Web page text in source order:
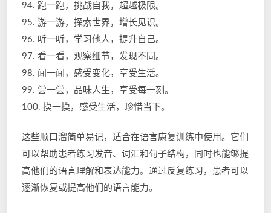
94. 跑一跑，挑战自我，超越极限。
95. 游一游，探索世界，增长见识。
96. 听一听，学习他人，提升自己。
97. 看一看，观察细节，发现不同。
98. 闻一闻，感受变化，享受生活。
99. 尝一尝，品味人生，享受每一刻。
100. 摸一摸，感受生活，珍惜当下。
这些顺口溜简单易记，适合在语言康复训练中使用。它们
可以帮助患者练习发音、词汇和句子结构，同时也能够提
高他们的语言理解和表达能力。通过反复练习，患者可以
逐渐恢复或提高他们的语言能力。